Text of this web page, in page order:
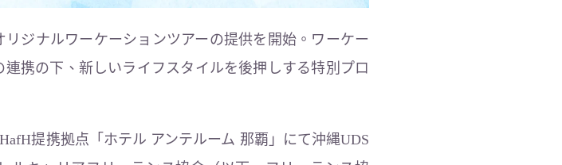
ジナルワーケーションツアーの提供を開始。ワーケー
携の下、新しいライフスタイルを後押しする特別プロ
提携拠点「ホテル アンテルーム 那覇」にて沖縄UDS